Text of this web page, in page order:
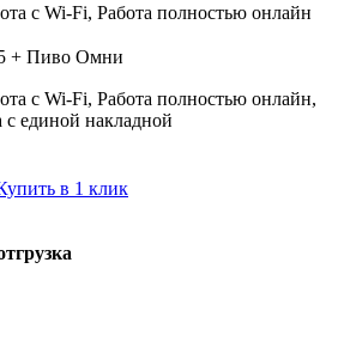
с Wi-Fi, Работа полностью онлайн
+ Пиво Омни
с Wi-Fi, Работа полностью онлайн,
с единой накладной
в 1 клик